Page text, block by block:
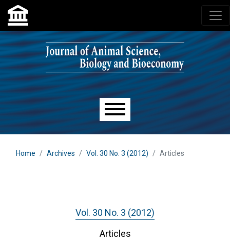
Skip to main navigation menu
Skip to main content
Skip to site footer
Main menu
Home Archives Vol. 30 No. 3 (2012) Articles
Vol. 30 No. 3 (2012)
Articles